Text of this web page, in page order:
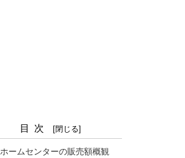
目次
ホームセンターの販売額概観